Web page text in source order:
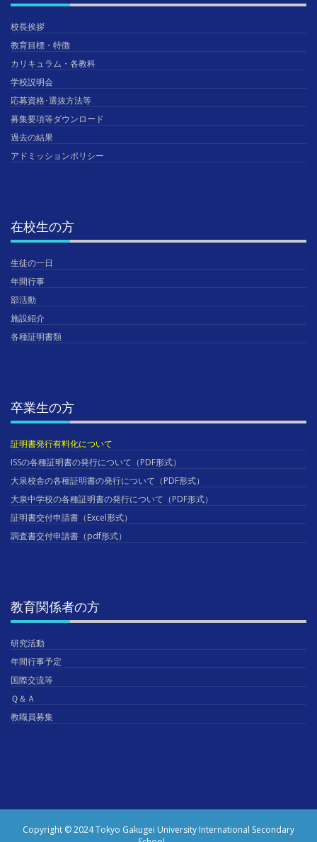
校長挨拶
教育目標・特徴
カリキュラム・各教科
学校説明会
応募資格･選抜方法等
募集要項等ダウンロード
過去の結果
アドミッションポリシー
在校生の方
生徒の一日
年間行事
部活動
施設紹介
各種証明書類
卒業生の方
証明書発行有料化について
ISSの各種証明書の発行について（PDF形式）
大泉校舎の各種証明書の発行について（PDF形式）
大泉中学校の各種証明書の発行について（PDF形式）
証明書交付申請書（Excel形式）
調査書交付申請書（pdf形式）
教育関係者の方
研究活動
年間行事予定
国際交流等
Ｑ＆Ａ
教職員募集
Copyright © 2024 Tokyo Gakugei University International Secondary